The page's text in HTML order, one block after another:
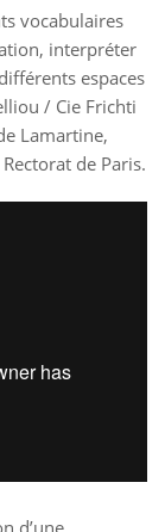
vocabulaires
interpréter
espaces
/ Cie Frichti
Lamartine,
de Paris.